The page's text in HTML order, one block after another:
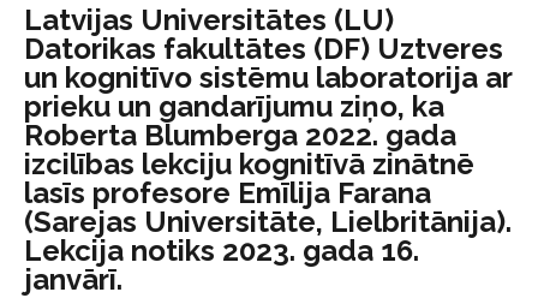
Latvijas Universitātes (LU)
Datorikas fakultātes (DF) Uztveres
un kognitīvo sistēmu laboratorija ar
prieku un gandarījumu ziņo, ka
Roberta Blumberga 2022. gada
izcilības lekciju kognitīvā zinātnē
lasīs profesore Emīlija Farana
(Sarejas Universitāte, Lielbritānija).
Lekcija notiks 2023. gada 16.
janvārī.